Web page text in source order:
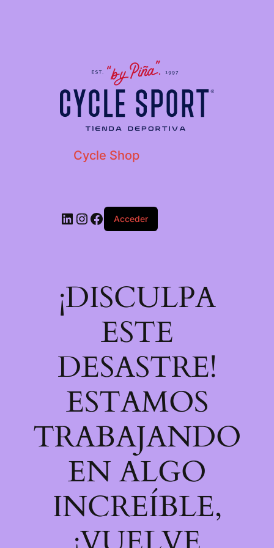
Cycle Shop
Acceder
¡DISCULPA
ESTE
DESASTRE!
ESTAMOS
TRABAJANDO
EN ALGO
INCREÍBLE,